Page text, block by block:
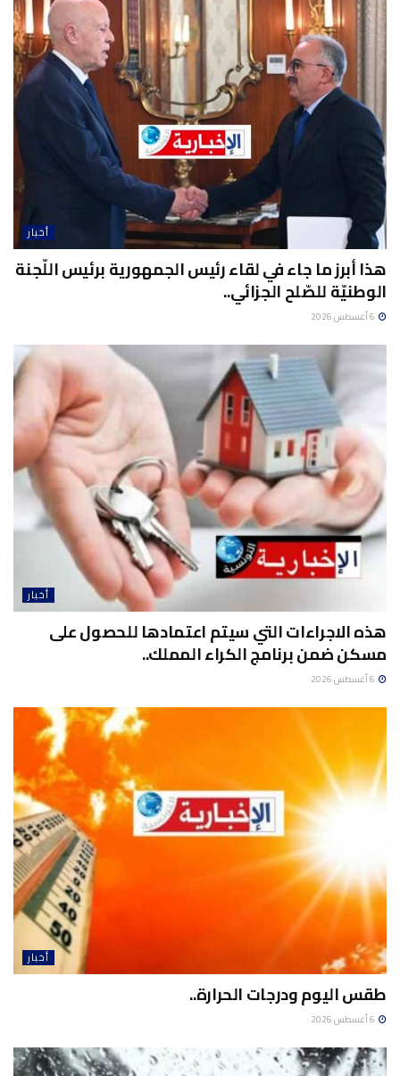
أخبار
هذا أبرز ما جاء في لقاء رئيس الجمهورية برئيس اللّجنة
الوطنيّة للصّلح الجزائي..
أخبار
هذه الاجراءات التي سيتم اعتمادها للحصول على
مسكن ضمن برنامج الكراء المملك..
أخبار
طقس اليوم ودرجات الحرارة..